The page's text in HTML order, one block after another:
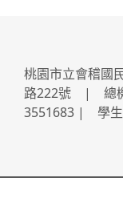
桃園市立會稽
路222號 | 總
3551683 | 學生